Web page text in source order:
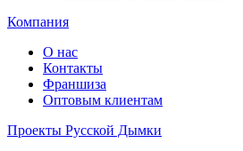
Компания
О нас
Контакты
Франшиза
Оптовым клиентам
Проекты Русской Дымки